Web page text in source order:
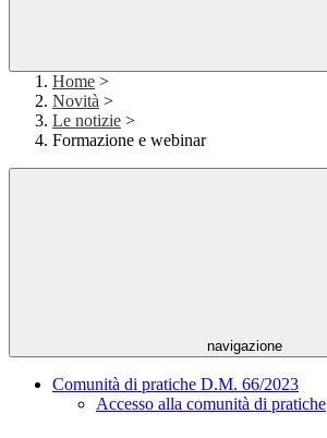
Home >
Novità >
Le notizie >
Formazione e webinar
navigazione
Comunità di pratiche D.M. 66/2023
Accesso alla comunità di pratiche